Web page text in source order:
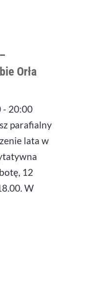
Orła
- 20:00
parafialny
lata w
12
W